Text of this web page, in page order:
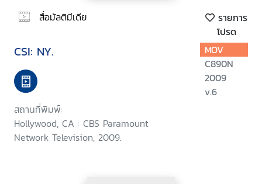
สื่อมัลติมีเดีย
รายการ
โปรด
CSI: NY.
สถานที่พิมพ์:
Hollywood, CA : CBS Paramount
Network Television, 2009.
MOV
C890N
2009
v.6